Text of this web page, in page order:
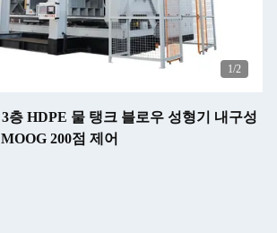
1/2
층 HDPE 물 탱크 블로우 성형기 내구성
200점 제어